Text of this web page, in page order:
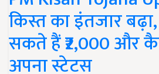
किस्त का इंतजार
सकते हैं ₹2,000 और
अपना स्टेटस